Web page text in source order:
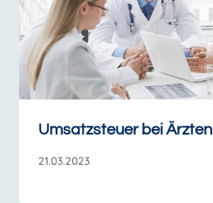
Umsatzsteuer bei Ärzten
21.03.2023